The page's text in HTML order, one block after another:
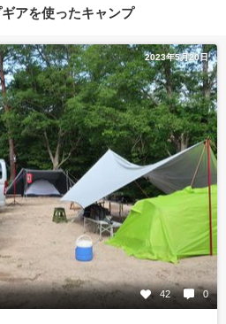
アを使ったキャンプ
2023年5月20日
42 0